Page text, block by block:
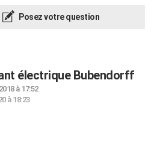
Posez votre question
électrique Bubendorff
à 17:52
à 18:23